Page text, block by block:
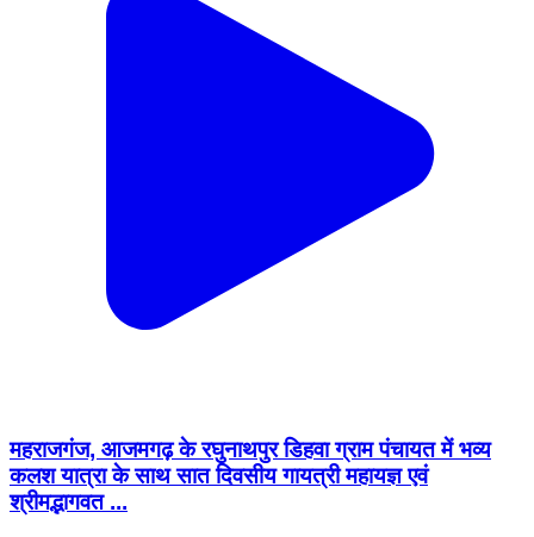
महराजगंज, आजमगढ़ के रघुनाथपुर डिहवा ग्राम पंचायत में भव्य
कलश यात्रा के साथ सात दिवसीय गायत्री महायज्ञ एवं
श्रीमद्भागवत ...